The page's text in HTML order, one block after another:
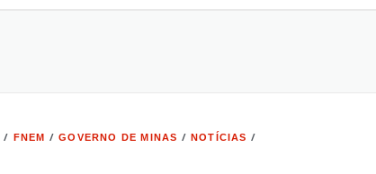
/ FNEM /GOVERNO DE MINAS /NOTÍCIAS /